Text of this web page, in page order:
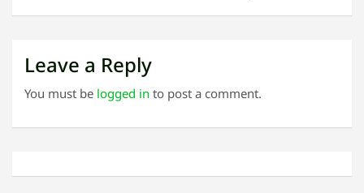
Leave a Reply
You must be logged in to post a comment.